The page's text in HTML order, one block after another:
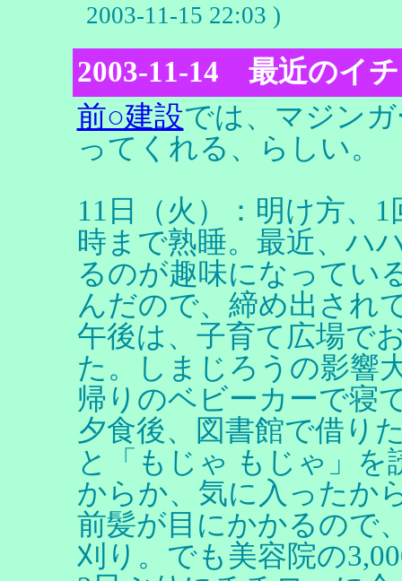
2003-11-15 22:03 )
2003-11-14 最近のイ
前○建設では、マジン
ってくれる、らしい。
11日（火）：明け方、
時まで熟睡。最近、ハ
るのが趣味になってい
んだので、締め出され
午後は、子育て広場で
た。しまじろうの影響
帰りのベビーカーで寝
夕食後、図書館で借り
と「もじゃ もじゃ」
からか、気に入ったか
前髪が目にかかるので
刈り。でも美容院の